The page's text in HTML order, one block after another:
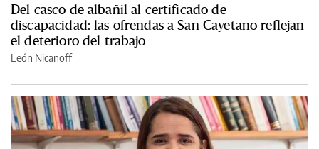
Del casco de albañil al certificado de
discapacidad: las ofrendas a San Cayetano reflejan
el deterioro del trabajo
León Nicanoff